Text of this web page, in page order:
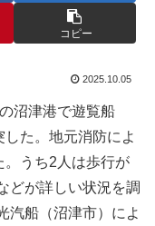
コピー
2025.10.05
沼津港で遊覧船
した。地元消防によ
。うち2人は歩行が
どが詳しい状況を調
汽船（沼津市）によ